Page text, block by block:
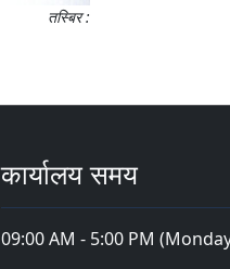
तस्बिर :
कार्यालय समय
09:00 AM - 5:00 PM